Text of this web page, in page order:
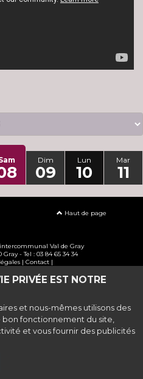
PRIVÉE EST NOTRE
et nous-mêmes utilisons des
fonctionnement du site,
et vous fournir des publicités
Dim
09
Lun
10
Mar
11
Haut de page
Val de Gray
- Tel : 03 84 65 34 34
| Contact |
confidentialité
www.erakys.com